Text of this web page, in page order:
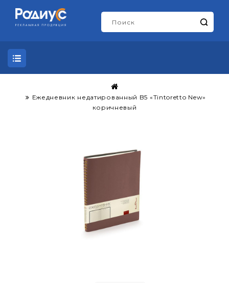
Ежедневник недатированный B5 «Tintoretto New»
коричневый